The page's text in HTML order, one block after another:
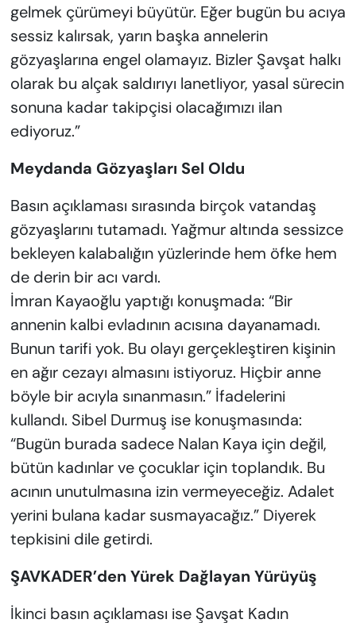
gelmek çürümeyi büyütür. Eğer bugün bu acıya
sessiz kalırsak, yarın başka annelerin
gözyaşlarına engel olamayız. Bizler Şavşat halkı
olarak bu alçak saldırıyı lanetliyor, yasal sürecin
sonuna kadar takipçisi olacağımızı ilan
ediyoruz.”
Meydanda Gözyaşları Sel Oldu
Basın açıklaması sırasında birçok vatandaş
gözyaşlarını tutamadı. Yağmur altında sessizce
bekleyen kalabalığın yüzlerinde hem öfke hem
de derin bir acı vardı.
İmran Kayaoğlu yaptığı konuşmada: “Bir
annenin kalbi evladının acısına dayanamadı.
Bunun tarifi yok. Bu olayı gerçekleştiren kişinin
en ağır cezayı almasını istiyoruz. Hiçbir anne
böyle bir acıyla sınanmasın.” İfadelerini
kullandı. Sibel Durmuş ise konuşmasında:
“Bugün burada sadece Nalan Kaya için değil,
bütün kadınlar ve çocuklar için toplandık. Bu
acının unutulmasına izin vermeyeceğiz. Adalet
yerini bulana kadar susmayacağız.” Diyerek
tepkisini dile getirdi.
ŞAVKADER’den Yürek Dağlayan Yürüyüş
İkinci basın açıklaması ise Şavşat Kadın